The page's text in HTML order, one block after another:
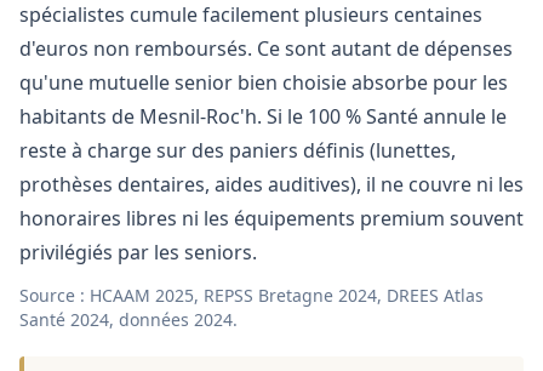
spécialistes cumule facilement plusieurs centaines
d'euros non remboursés. Ce sont autant de dépenses
qu'une mutuelle senior bien choisie absorbe pour les
habitants de Mesnil-Roc'h. Si le 100 % Santé annule le
reste à charge sur des paniers définis (lunettes,
prothèses dentaires, aides auditives), il ne couvre ni les
honoraires libres ni les équipements premium souvent
privilégiés par les seniors.
Source : HCAAM 2025, REPSS Bretagne 2024, DREES Atlas
Santé 2024, données 2024.